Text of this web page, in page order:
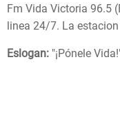
Fm Vida Victoria 96.5
linea 24/7. La
Eslogan: "¡Pónele Vida!